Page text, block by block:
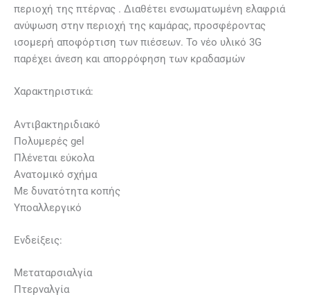
περιοχή της πτέρνας . Διαθέτει ενσωματωμένη ελαφριά
ανύψωση στην περιοχή της καμάρας, προσφέροντας
ισομερή αποφόρτιση των πιέσεων. Το νέο υλικό 3G
παρέχει άνεση και απορρόφηση των κραδασμών
Χαρακτηριστικά:
Αντιβακτηριδιακό
Πολυμερές gel
Πλένεται εύκολα
Ανατομικό σχήμα
Με δυνατότητα κοπής
Υποαλλεργικό
Ενδείξεις:
Μεταταρσιαλγία
Πτερναλγία